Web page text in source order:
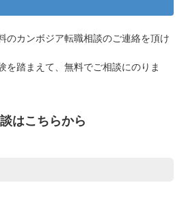
のカンボジア転職相談のご連絡を頂け
を踏まえて、無料でご相談にのりま
はこちらから